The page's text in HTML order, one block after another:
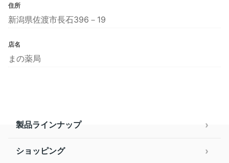
住所
新潟県佐渡市長石396－19
店名
まの薬局
製品ラインナップ
ショッピング